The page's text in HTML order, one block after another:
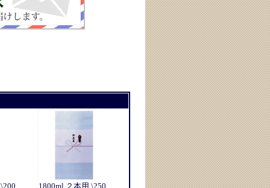
1800ml ２本用 \250